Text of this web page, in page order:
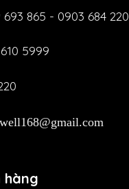
865 - 0903 684 220
5999
hàng